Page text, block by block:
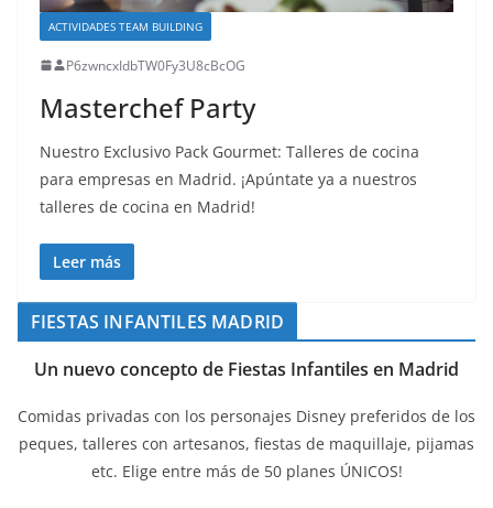
ACTIVIDADES TEAM BUILDING
P6zwncxIdbTW0Fy3U8cBcOG
Masterchef Party
Nuestro Exclusivo Pack Gourmet: Talleres de cocina
para empresas en Madrid. ¡Apúntate ya a nuestros
talleres de cocina en Madrid!
Leer más
FIESTAS INFANTILES MADRID
Un nuevo concepto de Fiestas Infantiles en Madrid
Comidas privadas con los personajes Disney preferidos de los
peques, talleres con artesanos, fiestas de maquillaje, pijamas
etc. Elige entre más de 50 planes ÚNICOS!